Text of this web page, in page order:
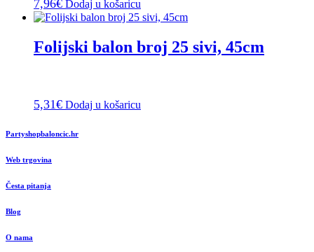
7,96€ Dodaj u košaricu
Folijski balon broj 25 sivi, 45cm
5,31€ Dodaj u košaricu
Partyshopbaloncic.hr
Web trgovina
Česta pitanja
Blog
O nama